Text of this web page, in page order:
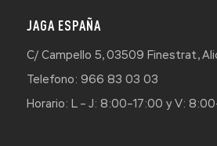
JAGA ESPAÑA
C/ Campello 5, 03509 Finestrat,
Telefono: 966 83 03 03
Horario: L – J: 8:00–17:00 y V: